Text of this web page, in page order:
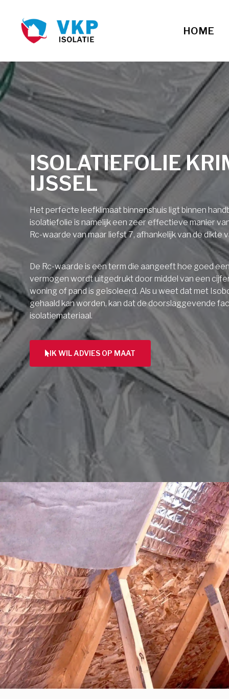
HOME
ISOLATIEFOLIE
IJSSEL
Het perfecte leefklimaat binnenshuis ligt binnen
isolatiefolie is namelijk een zeer effectieve manier
Rc-waarde van maar liefst 7, afhankelijk van de dikte
De Rc-waarde is een term die aangeeft hoe goed
vermogen wordt uitgedrukt door middel van een
woning of pand is geïsoleerd. Als u weet dat met
gehaald kan worden, kan dat de doorslaggevende
isolatiemateriaal.
IK WIL ADVIES OP MAAT